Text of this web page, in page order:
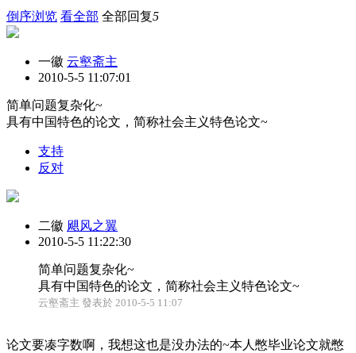
倒序浏览 看全部 全部回复5
一徽 云壑斋主
2010-5-5 11:07:01
简单问题复杂化~
具有中国特色的论文，简称社会主义特色论文~
支持
反对
二徽 飓风之翼
2010-5-5 11:22:30
简单问题复杂化~
具有中国特色的论文，简称社会主义特色论文~
云壑斋主 發表於 2010-5-5 11:07
论文要凑字数啊，我想这也是没办法的~本人憋毕业论文就憋